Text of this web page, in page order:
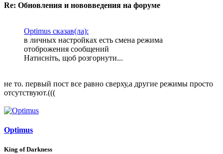
Re: Обновления и нововведения на форуме
Optimus сказав(ла):
в личных настройках есть смена режима
отоброжения сообщений
Натисніть, щоб розгорнути...
не то. первый пост все равно сверху,а другие режимы просто
отсутствуют.(((
Optimus
King of Darkness